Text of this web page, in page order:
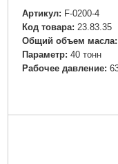
Артикул: F-0200-4
Код товара: 23.83.35
Общий объем масла:
Параметр: 40 тонн
Рабочее давление: